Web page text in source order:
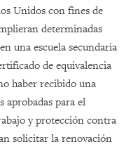
Unidos con fines de
determinadas
una escuela secundaria
de equivalencia
haber recibido una
aprobadas para el
y protección contra
solicitar la renovación